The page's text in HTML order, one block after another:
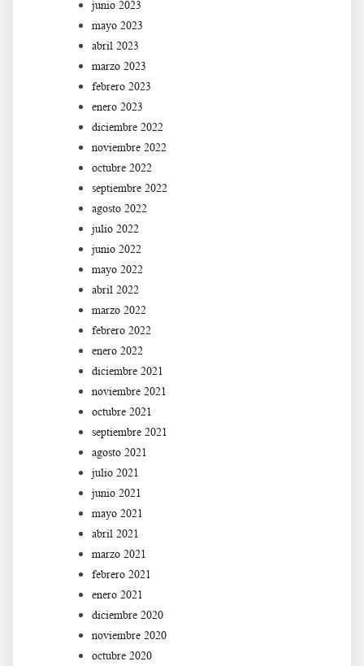
junio 2023
mayo 2023
abril 2023
marzo 2023
febrero 2023
enero 2023
diciembre 2022
noviembre 2022
octubre 2022
septiembre 2022
agosto 2022
julio 2022
junio 2022
mayo 2022
abril 2022
marzo 2022
febrero 2022
enero 2022
diciembre 2021
noviembre 2021
octubre 2021
septiembre 2021
agosto 2021
julio 2021
junio 2021
mayo 2021
abril 2021
marzo 2021
febrero 2021
enero 2021
diciembre 2020
noviembre 2020
octubre 2020